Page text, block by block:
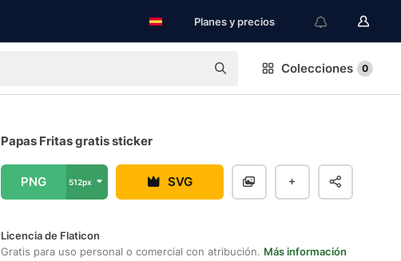
Planes y precios
Colecciones 0
Papas Fritas gratis sticker
PNG 512px SVG
Licencia de Flaticon
Gratis para uso personal o comercial con atribución. Más información